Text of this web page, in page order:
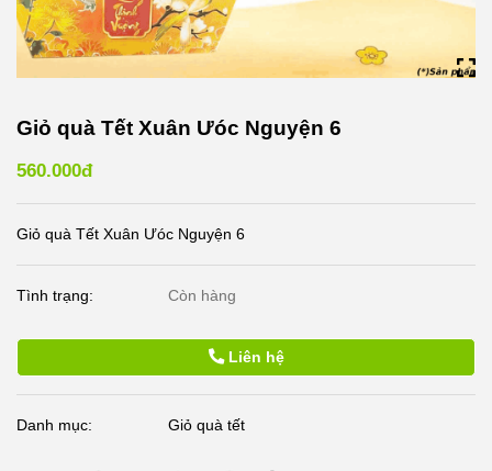
Giỏ quà Tết Xuân Ưóc Nguyện 6
560.000đ
Giỏ quà Tết Xuân Ưóc Nguyện 6
Tình trạng: Còn hàng
Liên hệ
Danh mục: Giỏ quà tết